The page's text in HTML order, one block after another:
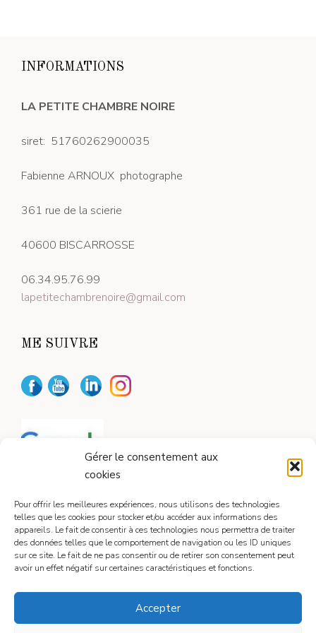
Gérer le consentement aux
cookies
Pour offrir les meilleures expériences, nous utilisons des technologies
telles que les cookies pour stocker et/ou accéder aux informations des
appareils. Le fait de consentir à ces technologies nous permettra de traiter
des données telles que le comportement de navigation ou les ID uniques
sur ce site. Le fait de ne pas consentir ou de retirer son consentement peut
avoir un effet négatif sur certaines caractéristiques et fonctions.
Accepter
INFORMATIONS
LA PETITE CHAMBRE NOIRE
siret: 51760262900035
Fabienne ARNOUX photographe
361 rue de la scierie
40600 BISCARROSSE
06.34.95.76.99
lapetitechambrenoire@gmail.com
ME SUIVRE
CONTACT